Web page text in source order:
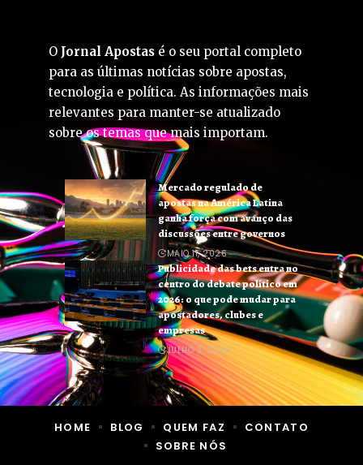
O Jornal Apostas é o seu portal completo
para as últimas notícias sobre apostas,
tecnologia e política. As informações mais
relevantes para manter-se atualizado
sobre os temas que mais importam.
Mercado regulado de
apostas na América Latina
ganha força com avanço das
discussões entre governos
MAIO 11, 2026
Publicidade das bets entra no
centro do debate político em
2026: o que pode mudar para
apostadores, clubes e
empresas
JULHO 3, 2026
HOME BLOG QUEM FAZ
CONTATO
SOBRE NÓS